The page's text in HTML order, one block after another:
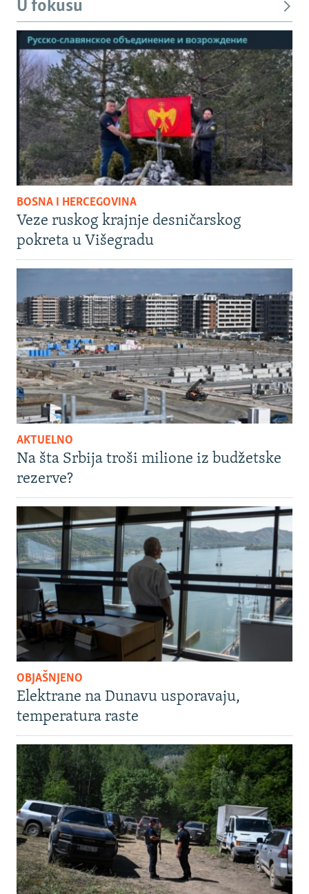
U fokusu
BOSNA I HERCEGOVINA
Veze ruskog krajnje desničarskog
pokreta u Višegradu
AKTUELNO
Na šta Srbija troši milione iz budžetske
rezerve?
OBJAŠNJENO
Elektrane na Dunavu usporavaju,
temperatura raste